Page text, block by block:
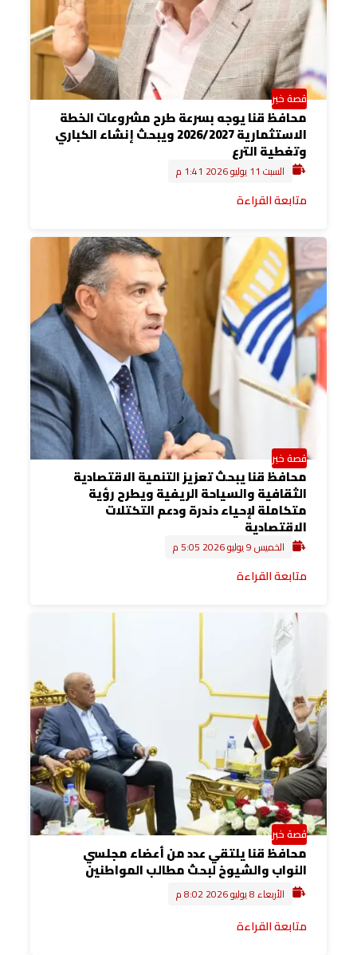
قصة خبر
محافظ قنا يوجه بسرعة طرح مشروعات الخطة
الاستثمارية 2026/2027 ويبحث إنشاء الكباري
وتغطية الترع
السبت 11 يوليو 2026 1:41 م
متابعة القراءة
قصة خبر
محافظ قنا يبحث تعزيز التنمية الاقتصادية
الثقافية والسياحة الريفية ويطرح رؤية
متكاملة لإحياء دندرة ودعم التكتلات
الاقتصادية
الخميس 9 يوليو 2026 5:05 م
متابعة القراءة
قصة خبر
محافظ قنا يلتقي عدد من أعضاء مجلسي
النواب والشيوخ لبحث مطالب المواطنين
الأربعاء 8 يوليو 2026 8:02 م
متابعة القراءة